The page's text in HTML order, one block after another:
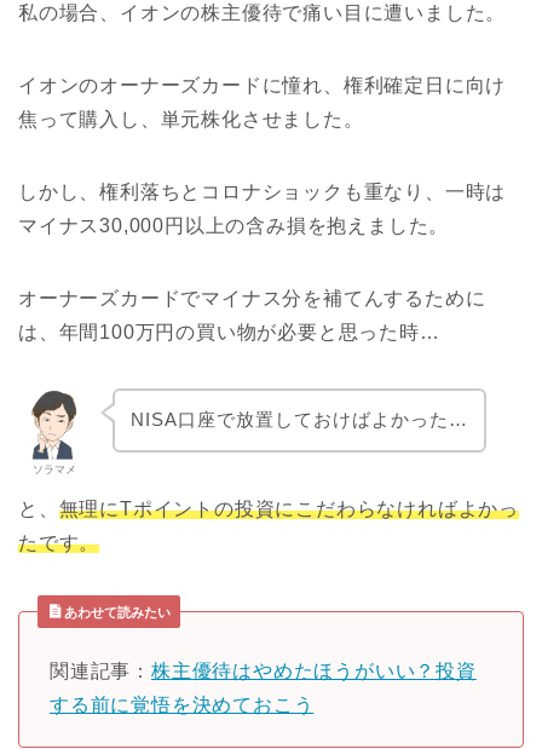
私の場合、イオンの株主優待で痛い目に遭いました。
イオンのオーナーズカードに憧れ、権利確定日に向け
焦って購入し、単元株化させました。
しかし、権利落ちとコロナショックも重なり、一時は
マイナス30,000円以上の含み損を抱えました。
オーナーズカードでマイナス分を補てんするために
は、年間100万円の買い物が必要と思った時…
ソラマメ
NISA口座で放置しておけばよかった…
と、 無理にTポイントの投資にこだわらなければよかっ
たです。
あわせて読みたい
関連記事： 株主優待はやめたほうがいい？投資
する前に覚悟を決めておこう